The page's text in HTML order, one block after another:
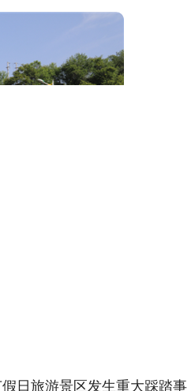
日旅游景区发生重大踩踏事